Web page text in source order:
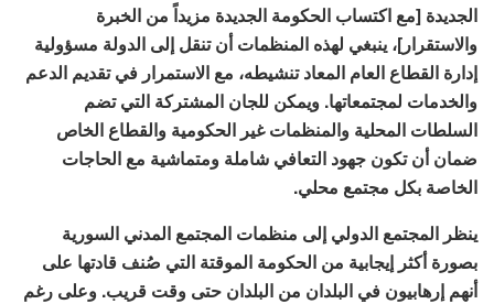
الجديدة [مع اكتساب الحكومة الجديدة مزيداً من الخبرة
والاستقرار]، ينبغي لهذه المنظمات أن تنقل إلى الدولة مسؤولية
إدارة القطاع العام المعاد تنشيطه، مع الاستمرار في تقديم الدعم
والخدمات لمجتمعاتها. ويمكن للجان المشتركة التي تضم
السلطات المحلية والمنظمات غير الحكومية والقطاع الخاص
ضمان أن تكون جهود التعافي شاملة ومتماشية مع الحاجات
الخاصة بكل مجتمع محلي.
ينظر المجتمع الدولي إلى منظمات المجتمع المدني السورية
بصورة أكثر إيجابية من الحكومة الموقتة التي صُنف قادتها على
أنهم إرهابيون في البلدان من البلدان حتى وقت قريب. وعلى رغم